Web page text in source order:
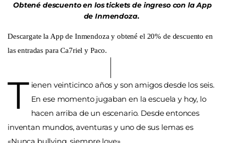
Obtené descuento en los tickets de ingreso con la App
de Inmendoza.
Descargate la App de Inmendoza y obtené el 20% de descuento en
las entradas para Ca7riel y Paco.
T ienen veinticinco años y son amigos desde los seis.
En ese momento jugaban en la escuela y hoy, lo
hacen arriba de un escenario. Desde entonces
inventan mundos, aventuras y uno de sus lemas es